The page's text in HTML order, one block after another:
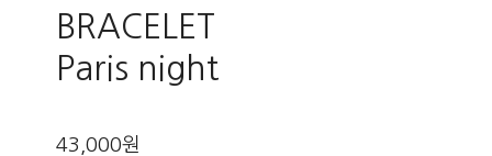
BRACELET
Paris night
43,000원